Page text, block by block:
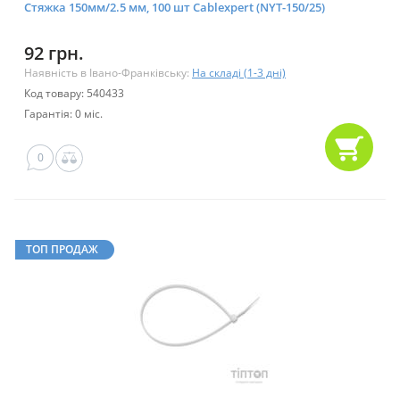
Стяжка 150мм/2.5 мм, 100 шт Cablexpert (NYT-150/25)
92 грн.
Наявність в Івано-Франківську: На складі (1-3 дні)
Код товару: 540433
Гарантія: 0 міс.
0
ТОП ПРОДАЖ